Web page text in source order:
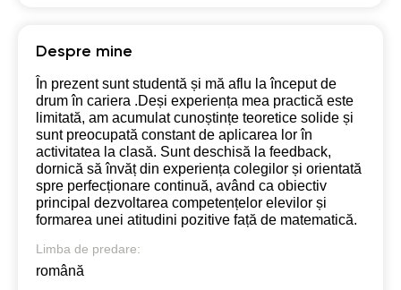
Despre mine
În prezent sunt studentă și mă aflu la început de
drum în cariera .Deși experiența mea practică este
limitată, am acumulat cunoștințe teoretice solide și
sunt preocupată constant de aplicarea lor în
activitatea la clasă. Sunt deschisă la feedback,
dornică să învăț din experiența colegilor și orientată
spre perfecționare continuă, având ca obiectiv
principal dezvoltarea competențelor elevilor și
formarea unei atitudini pozitive față de matematică.
Limba de predare:
română